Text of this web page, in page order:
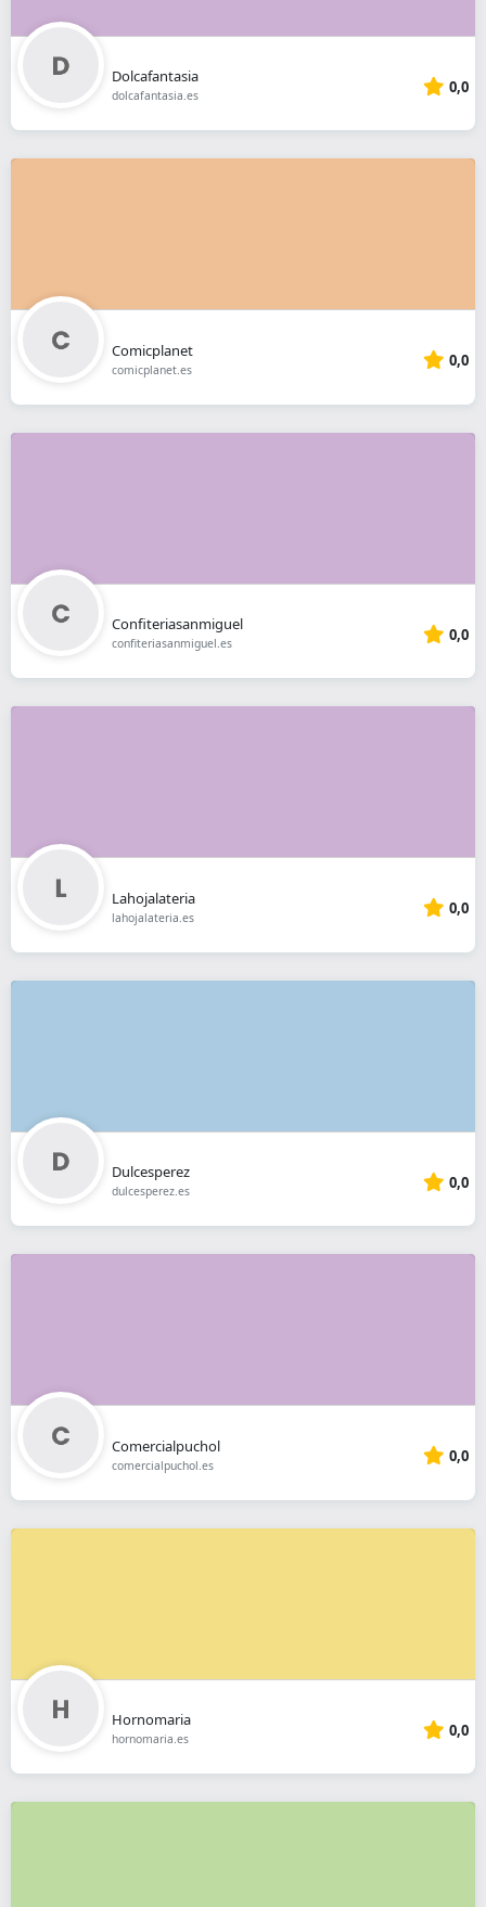
Dolcafantasia
dolcafantasia.es 0,0
Comicplanet
comicplanet.es 0,0
Confiteriasanmiguel
confiteriasanmiguel.es 0,0
Lahojalateria
lahojalateria.es 0,0
Dulcesperez
dulcesperez.es 0,0
Comercialpuchol
comercialpuchol.es 0,0
Hornomaria
hornomaria.es 0,0